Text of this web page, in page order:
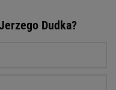
Dudka?